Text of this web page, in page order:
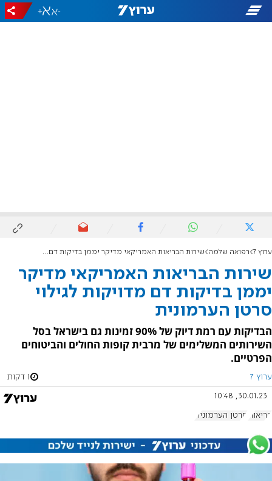
-
+
ערוץ 7 רפואה שלמה שירות הבריאות האמריקאי מדיקר יממן בדיקות דם מדויקות לגילוי סרטן הערמונית
שירות הבריאות האמריקאי מדיקר
יממן בדיקות דם מדויקות לגילוי
סרטן הערמונית
הבדיקות עם רמת דיוק של 90% זמינות גם בישראל בסל
השירותים המשלימים של מרבית קופות החולים והביטוחים
הפרטיים.
ערוץ 7 1 דקות
30.01.23, 10:48
בריאות סרטן הערמונית